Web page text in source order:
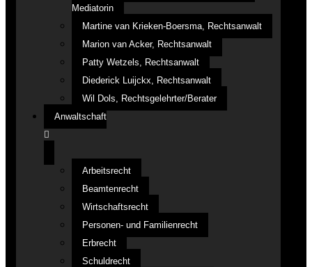
Mediatorin
Martine van Krieken-Boersma, Rechtsanwalt
Marion van Acker, Rechtsanwalt
Patty Wetzels, Rechtsanwalt
Diederick Luijckx, Rechtsanwalt
Wil Dols, Rechtsgelehrter/Berater
Anwaltschaft
Arbeitsrecht
Beamtenrecht
Wirtschaftsrecht
Personen- und Familienrecht
Erbrecht
Schuldrecht